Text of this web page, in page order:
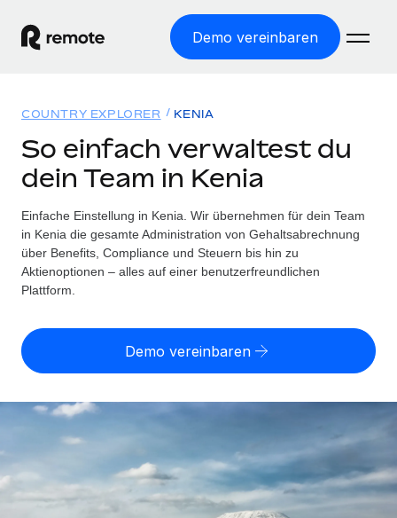
Demo vereinbaren
WELTWEITE BESCHÄFTIGUNG
Globale Payroll
Einfache, rechtssicher Payroll
Employer of Record
Weltweites Wachstum ohne Kosten für Niederlassungen
Contractor of Record
Rechtssichere, weltweite Arbeit mit Freelancer:innen
Globales Onboarding und Verwalten von
Auslagern von komplexen HR-Aufgaben
Lösungen
WELTWEITE ABDECKUNG
Country Explorer
Länderspezifische Unterstützung bei der Einstellung
Einfache Einstellung in allen US-Bundesstaaten
WACHSTUMSPHASE
Startups
Agile HR- und Payroll-Lösungen für wachsende
Ressourcen
TOOLS UND RECHNER
Scheinselbstständigkeitsrisiko berechnen
Personalkostenrechner
Gesamtbeschäftigungskosten
Honorarzahlungen berechnen
Informationen zu möglichen Währungen und
Abwicklungsfristen für globale Freelancer:innen
Preise
Nederlands
Français
COUNTRY EXPLORER KENIA
So einfach verwaltest du
dein Team in Kenia
Einfache Einstellung in Kenia. Wir übernehmen für dein Team
in Kenia die gesamte Administration von Gehaltsabrechnung
über Benefits, Compliance und Steuern bis hin zu
Aktienoptionen – alles auf einer benutzerfreundlichen
Plattform.
Demo vereinbaren